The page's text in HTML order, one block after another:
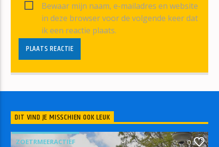
Bewaar mijn naam, e-mailadres en website
in deze browser voor de volgende keer dat
ik een reactie plaats.
DIT VIND JE MISSCHIEN OOK LEUK
ZOETRMEERACTIEF 0